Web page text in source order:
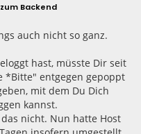
Backend
auch nicht so ganz.
hast, müsste Dir seit
*Bitte" entgegen gepoppt
mit dem Du Dich
kannst.
nicht. Nun hatte Host